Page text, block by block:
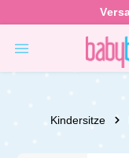
Kindersitze